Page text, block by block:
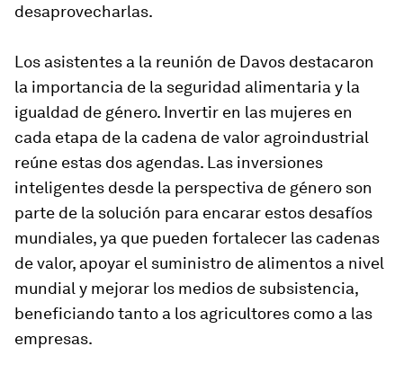
desaprovecharlas.
Los asistentes a la reunión de Davos destacaron
la importancia de la seguridad alimentaria y la
igualdad de género. Invertir en las mujeres en
cada etapa de la cadena de valor agroindustrial
reúne estas dos agendas. Las inversiones
inteligentes desde la perspectiva de género son
parte de la solución para encarar estos desafíos
mundiales, ya que pueden fortalecer las cadenas
de valor, apoyar el suministro de alimentos a nivel
mundial y mejorar los medios de subsistencia,
beneficiando tanto a los agricultores como a las
empresas.